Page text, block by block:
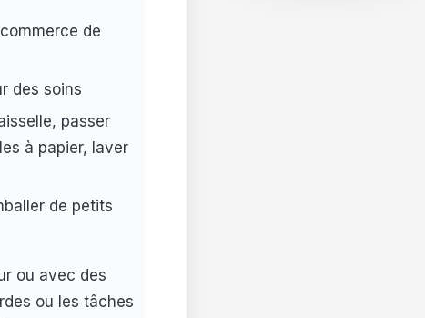
de
des soins
passer
à papier, laver
de petits
ou avec des
ou les tâches